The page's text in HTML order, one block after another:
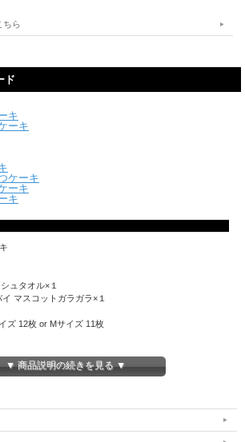
ちら
ド
キ
ーキ
ケーキ
ーキ
キ
ュタオル×１
マスコットガラガラ×１
ズ 12枚 or Mサイズ 11枚
ておりますので、その場合、ご注文者様のお名前を記載
▼ 商品説明の続きを見る ▼